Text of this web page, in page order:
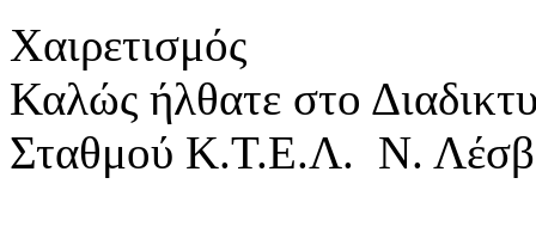
Χαιρετισμός
Καλώς ήλθατε στο
Σταθμού Κ.Τ.Ε.Λ. Ν.